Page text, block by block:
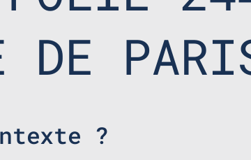
DE
?